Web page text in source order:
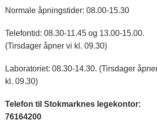
Normale åpningstider: 08.00-15.30
Telefontid: 08.30-11.45 og 13.00-15.00.
(Tirsdager åpner vi kl. 09.30)
Laboratoriet: 08.30-14.30. (Tirsdager
kl. 09.30)
Telefon til Stokmarknes legekontor:
76164200